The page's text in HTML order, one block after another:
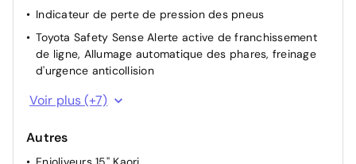
Indicateur de perte de pression des pneus
Toyota Safety Sense Alerte active de franchissement
de ligne, Allumage automatique des phares, freinage
d'urgence anticollision
7 Airbags (frontaux, lateraux, rideaux et un protège-
genoux conducteur)
Système de fixations ISOFIX aux places latérales AR
Signal de freinage d'urgence
Voir plus (+7)
Autres